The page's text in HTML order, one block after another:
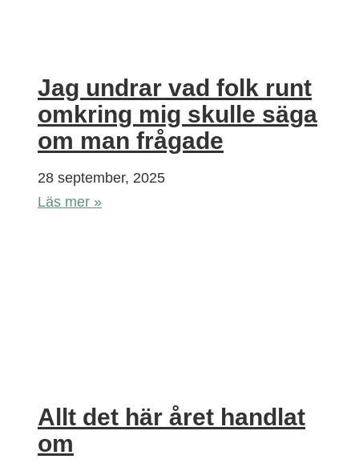
Jag undrar vad folk runt
omkring mig skulle säga
om man frågade
28 september, 2025
Läs mer »
Allt det här året handlat
om